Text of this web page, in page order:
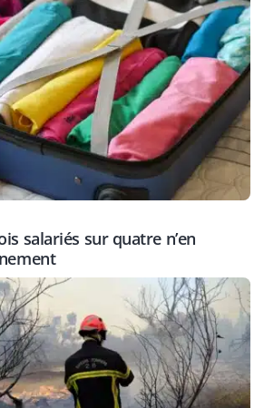
salariés sur quatre n’en